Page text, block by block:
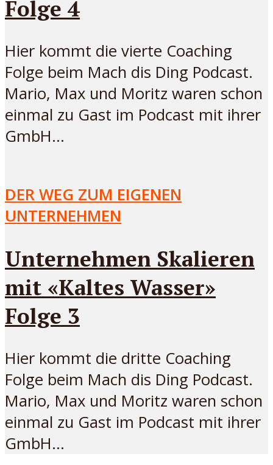
Folge 4
Hier kommt die vierte Coaching
Folge beim Mach dis Ding Podcast.
Mario, Max und Moritz waren schon
einmal zu Gast im Podcast mit ihrer
GmbH...
DER WEG ZUM EIGENEN
UNTERNEHMEN
Unternehmen Skalieren
mit «Kaltes Wasser»
Folge 3
Hier kommt die dritte Coaching
Folge beim Mach dis Ding Podcast.
Mario, Max und Moritz waren schon
einmal zu Gast im Podcast mit ihrer
GmbH...